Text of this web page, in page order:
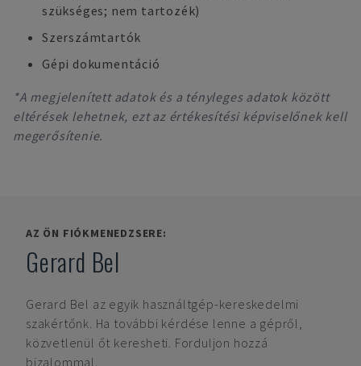
szükséges; nem tartozék)
Szerszámtartók
Gépi dokumentáció
*A megjelenített adatok és a tényleges adatok között
eltérések lehetnek, ezt az értékesítési képviselőnek kell
megerősítenie.
AZ ÖN FIÓKMENEDZSERE:
Gerard Bel
Gerard Bel az egyik használtgép-kereskedelmi
szakértőnk. Ha további kérdése lenne a gépről,
közvetlenül őt keresheti. Forduljon hozzá
bizalommal.